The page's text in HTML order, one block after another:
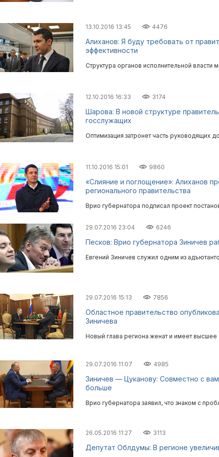
13.10.2016 13:45 4476
Алиханов: Я буду требовать от
эффективности
Структура органов исполнительной власти
12.10.2016 16:33 3174
Шарова: В новой структуре
госслужащих
Оптимизация затронет часть руководящих
11.10.2016 15:01 9860
«Слияние и поглощение»: Алиханов
регионального правительства
Врио губернатора подписал проект
29.07.2016 23:04 6246
Песков: Врио губернатора Зиничев
Евгений Зиничев служил одним из
29.07.2016 15:13 7856
Областное правительство
Зиничева
Новый глава региона женат и имеет высшее
29.07.2016 11:07 4985
Зиничев — Цуканову: Совместно с
больше
Врио губернатора заявил, что знаком с
26.05.2016 11:27 3113
Депутат Облдумы: В регионе